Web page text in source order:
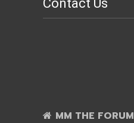
Contact Us
MM THE FORUM